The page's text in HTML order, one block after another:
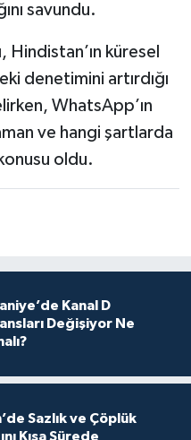
savundu.
Hindistan’ın küresel
denetimini artırdığı
WhatsApp’ın
ve hangi şartlarda
oldu.
Kanal D
Değişiyor Ne
Sazlık ve Çöplük
Kısa Sürede